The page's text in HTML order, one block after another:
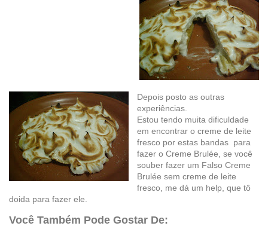
Depois posto as outras
experiências.
Estou tendo muita dificuldade
em encontrar o creme de leite
fresco por estas bandas para
fazer o Creme Brulée, se você
souber fazer um Falso Creme
Brulée sem creme de leite
fresco, me dá um help, que tô
doida para fazer ele.
Você Também Pode Gostar De: